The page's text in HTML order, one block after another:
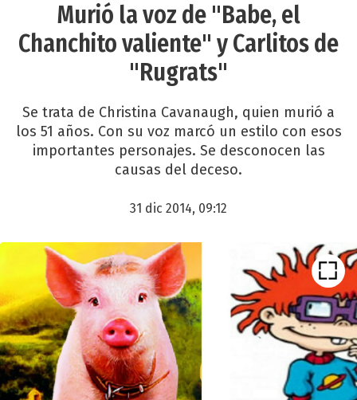
Murió la voz de "Babe, el
Chanchito valiente" y Carlitos de
"Rugrats"
Se trata de Christina Cavanaugh, quien murió a
los 51 años. Con su voz marcó un estilo con esos
importantes personajes. Se desconocen las
causas del deceso.
31 dic 2014, 09:12